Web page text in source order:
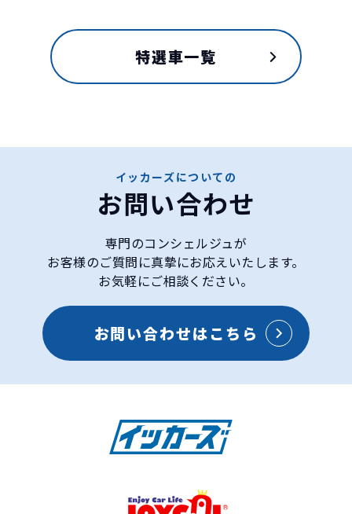
特選車一覧
イッカーズについての
お問い合わせ
専門のコンシェルジュが
お客様のご質問に真摯にお応えいたします。
お気軽にご相談ください。
お問い合わせはこちら